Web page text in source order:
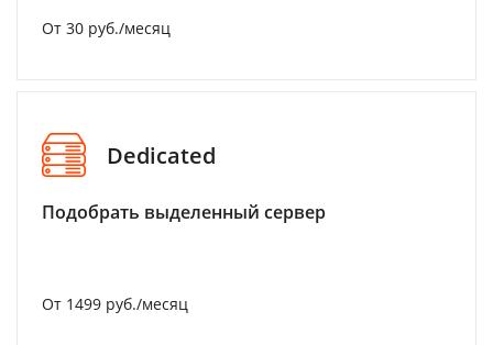
От 30 руб./месяц
Dedicated
Подобрать выделенный сервер
От 1499 руб./месяц